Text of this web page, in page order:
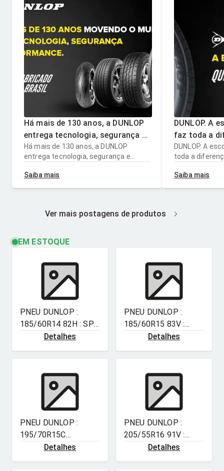
Há mais de 130 anos, a DUNLOP
entrega tecnologia, segurança e
performance para quem busca
qualidade em cada quilômetro.
Com pneus fabricados no Brasil
com inovação e confiança.
Há mais de 130 anos, a DUNLOP
entrega tecnologia, segurança e
qualidade em cada quilômetro. Com
pneus fabricados no Brasil e
pessoas e negócios com inovação e
Saiba mais
DUNLOP. A
faz toda a
escolher
tecnologia,
durabilidade
DUNLOP. A
toda a diferença. Na hora de
segurança e
Afinal, quem
Saiba mais
Ver mais postagens de produtos
EM ESTOQUE
PNEU DUNLOP :
185/60R14 82H : SP
SPORT LM704
Detalhes
PNEU DUNLOP :
185/60R15 83V :
ENASAVE EC300+
Detalhes
PNEU DUNLOP :
195/70R15C
104/102S : SP LT30
Detalhes
PNEU DUNLOP :
205/55R16 91V :
DIREZZA DZ102
Detalhes